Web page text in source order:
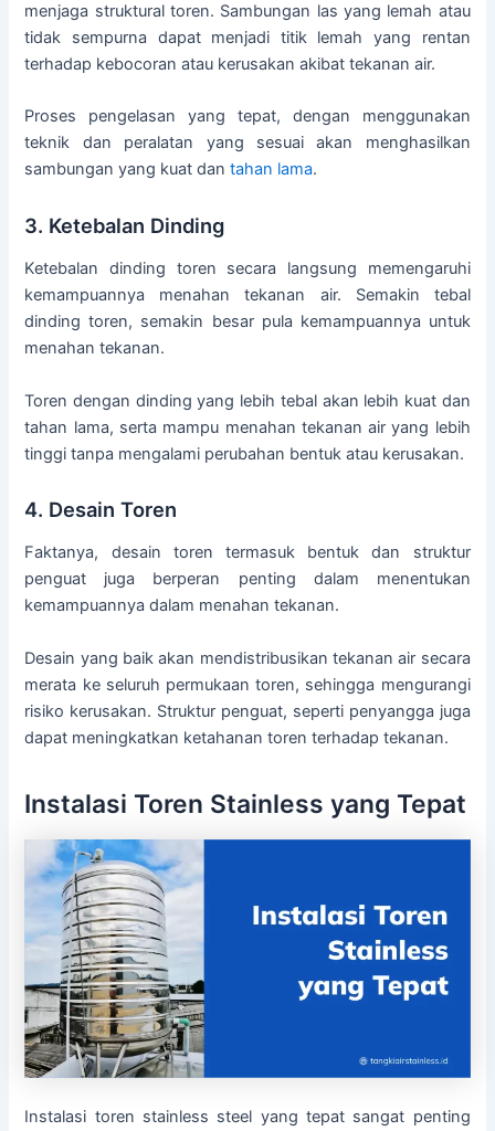
menjaga struktural toren. Sambungan las yang lemah atau
tidak sempurna dapat menjadi titik lemah yang rentan
terhadap kebocoran atau kerusakan akibat tekanan air.
Proses pengelasan yang tepat, dengan menggunakan
teknik dan peralatan yang sesuai akan menghasilkan
sambungan yang kuat dantahan lama.
3. Ketebalan Dinding
Ketebalan dinding toren secara langsung memengaruhi
kemampuannya menahan tekanan air. Semakin tebal
dinding toren, semakin besar pula kemampuannya untuk
menahan tekanan.
Toren dengan dinding yang lebih tebal akan lebih kuat dan
tahan lama, serta mampu menahan tekanan air yang lebih
tinggi tanpa mengalami perubahan bentuk atau kerusakan.
4. Desain Toren
Faktanya, desain toren termasuk bentuk dan struktur
penguat juga berperan penting dalam menentukan
kemampuannya dalam menahan tekanan.
Desain yang baik akan mendistribusikan tekanan air secara
merata ke seluruh permukaan toren, sehingga mengurangi
risiko kerusakan. Struktur penguat, seperti penyangga juga
dapat meningkatkan ketahanan toren terhadap tekanan.
Instalasi Toren Stainless yang Tepat
Instalasi toren stainless steel yang tepat sangat penting